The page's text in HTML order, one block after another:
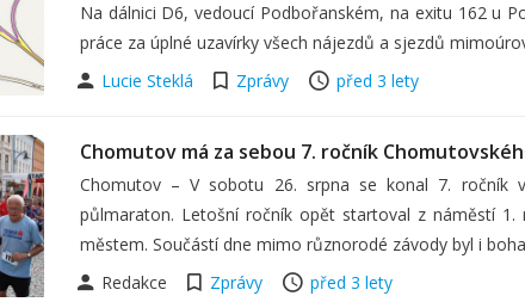
Na dálnici D6, vedoucí Podbořanském, na exitu 162 u
práce za úplné uzavírky všech nájezdů a sjezdů
Lucie Steklá
Zprávy před 3 lety
Chomutov má za sebou 7. ročník
Chomutov – V sobotu 26. srpna se konal 7. ročník
půlmaraton. Letošní ročník opět startoval z náměstí 1.
městem. Součástí dne mimo různorodé závody byl i
Redakce
Zprávy před 3 lety